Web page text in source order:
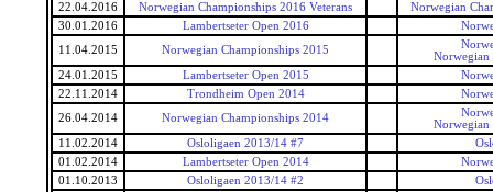
22.04.2016
Norwegian Championships 2016 Veterans
Norwegian
30.01.2016
Lambertseter Open 2016
11.04.2015
Norwegian Championships 2015
Norwegian
24.01.2015
Lambertseter Open 2015
22.11.2014
Trondheim Open 2014
26.04.2014
Norwegian Championships 2014
Norwegian
11.02.2014
Osloligaen 2013/14 #7
01.02.2014
Lambertseter Open 2014
01.10.2013
Osloligaen 2013/14 #2